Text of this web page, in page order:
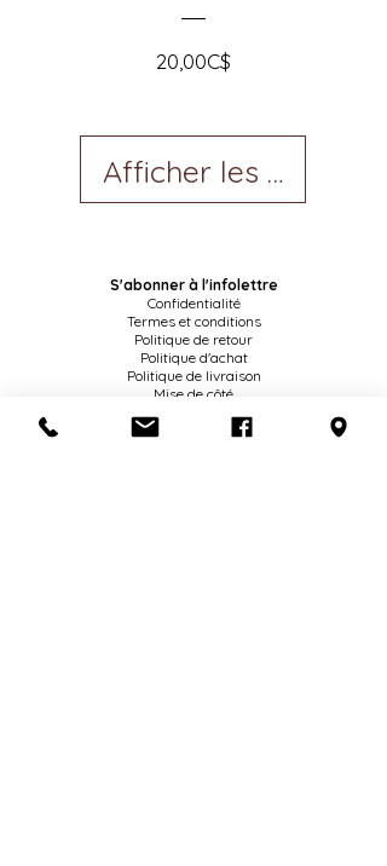
20,00C$Prix
Afficher les détails
S'abonner à l'infolettre
Confidentialité
Termes et conditions
Politique de retour
Politique d'achat
Politique de livraison
Mise de côté
HEURES D'OUVERTURE